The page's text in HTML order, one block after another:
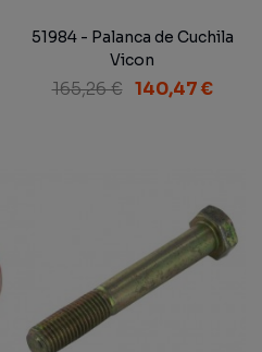
51984 - Palanca de Cuchila
Vicon
165,26 € 140,47 €